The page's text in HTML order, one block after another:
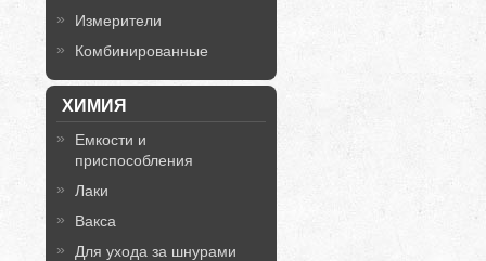
Измерители
Комбинированные
ХИМИЯ
Емкости и
приспособления
Лаки
Вакса
Для ухода за шнурами